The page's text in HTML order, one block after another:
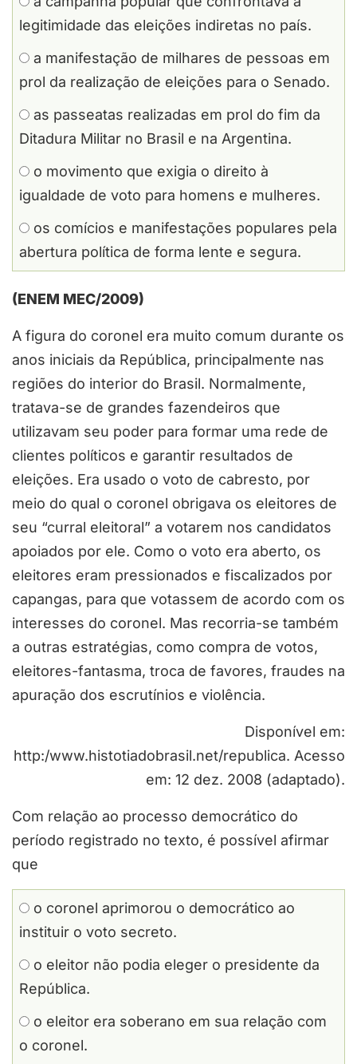
legitimidade das eleições indiretas no país.
a manifestação de milhares de pessoas em
prol da realização de eleições para o Senado.
as passeatas realizadas em prol do fim da
Ditadura Militar no Brasil e na Argentina.
o movimento que exigia o direito à
igualdade de voto para homens e mulheres.
os comícios e manifestações populares pela
abertura política de forma lente e segura.
(ENEM MEC/2009)
A figura do coronel era muito comum durante os
anos iniciais da República, principalmente nas
regiões do interior do Brasil. Normalmente,
tratava-se de grandes fazendeiros que
utilizavam seu poder para formar uma rede de
clientes políticos e garantir resultados de
eleições. Era usado o voto de cabresto, por
meio do qual o coronel obrigava os eleitores de
seu “curral eleitoral” a votarem nos candidatos
apoiados por ele. Como o voto era aberto, os
eleitores eram pressionados e fiscalizados por
capangas, para que votassem de acordo com os
interesses do coronel. Mas recorria-se também
a outras estratégias, como compra de votos,
eleitores-fantasma, troca de favores, fraudes na
apuração dos escrutínios e violência.
Disponível em:
http:/www.histotiadobrasil.net/republica. Acesso
em: 12 dez. 2008 (adaptado).
Com relação ao processo democrático do
período registrado no texto, é possível afirmar
que
o coronel aprimorou o democrático ao
instituir o voto secreto.
o eleitor não podia eleger o presidente da
República.
o eleitor era soberano em sua relação com
o coronel.